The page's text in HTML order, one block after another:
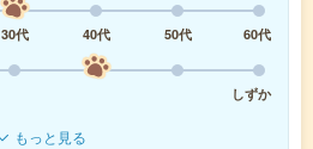
30代 40代 50代
60代
しずか
もっと見る